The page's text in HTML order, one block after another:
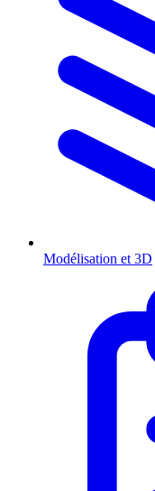
Modélisation et 3D